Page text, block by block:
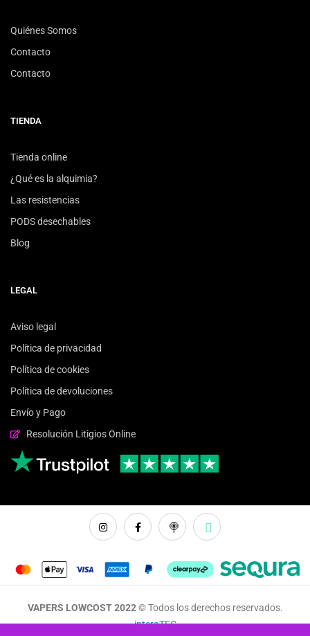
Quiénes Somos
Contacto
Contacto
TIENDA
Tienda online
¿Qué es la alquimia?
Las resistencias
PODS desechables
Blog
LEGAL
Aviso legal
Política de privacidad
Política de cookies
Política de devoluciones
Envío y Pago
Resolución Litigios Online
VAPERS LOWCOST 2022 ©Todos los derechos reservados.
interaTEC